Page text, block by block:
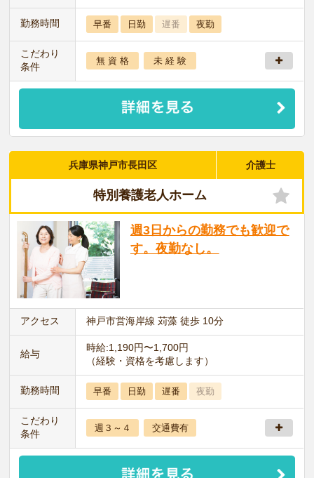
勤務時間 早番 日勤 遅番 夜勤
こだわり
条件
無 資 格 未 経 験
兵庫県神戸市長田区 介護士
特別養護老人ホーム
週3日からの勤務でも歓迎で
す。夜勤なし。
アクセス 神戸市営海岸線 苅藻 徒歩 10分
給与
時給:1,190円〜1,700円
（経験・資格を考慮します）
勤務時間 早番 日勤 遅番 夜勤
こだわり
条件
週３～４ 交通費有